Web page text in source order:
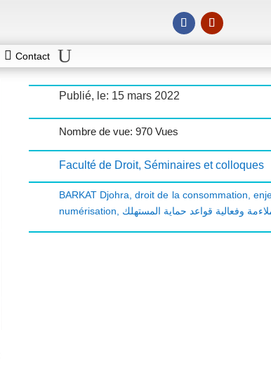
Contact
Publié, le: 15 mars 2022
Nombre de vue: 970 Vues
Faculté de Droit, Séminaires et colloques
BARKAT Djohra,droit de la consommation,
numérisation, وفعالية قواعد حماية المستهلك